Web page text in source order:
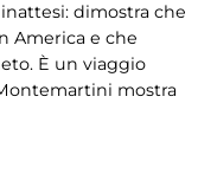
dimostra che
America e che
È un viaggio
mostra